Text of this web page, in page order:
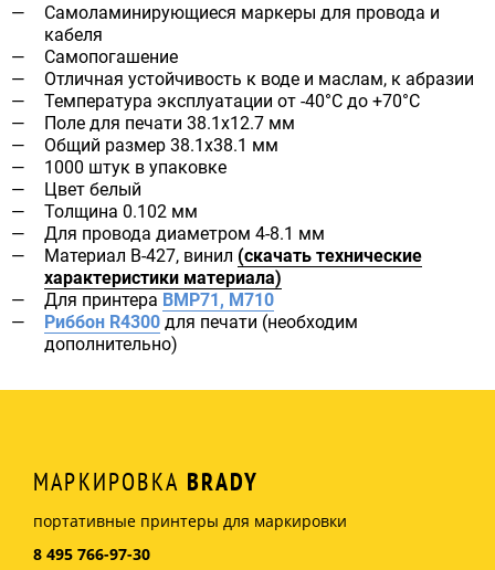
Самоламинирующиеся маркеры для провода и
кабеля
Самопогашение
Отличная устойчивость к воде и маслам, к абразии
Температура эксплуатации от -40°C до +70°C
Поле для печати 38.1x12.7 мм
Общий размер 38.1х38.1 мм
1000 штук в упаковке
Цвет белый
Толщина 0.102 мм
Для провода диаметром 4-8.1 мм
Материал B-427, винил (скачать технические
характеристики материала)
Для принтера BMP71, M710
Риббон R4300для печати (необходим
дополнительно)
МАРКИРОВКА BRADY
портативные принтеры для маркировки
8 495 766-97-30